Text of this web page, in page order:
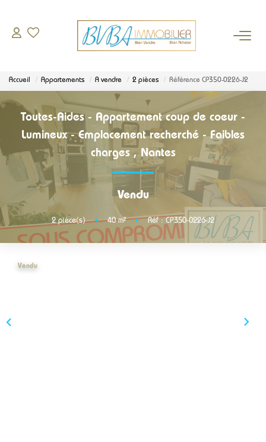
DEMANDE D'ESTIMATION
BIENS VENDUS
L'AGENCE
Qui sommes-nous
Notre équipe
Nos partenaires
Accueil Appartements A vendre 2 pièces Référence CP350-0226-J2
Toutes-Aides - Appartement coup de coeur -
Lumineux - Emplacement recherché - Faibles
charges, Nantes
Vendu
2pièce(s) • 40m² • Réf : CP350-0226-J2
Vendu